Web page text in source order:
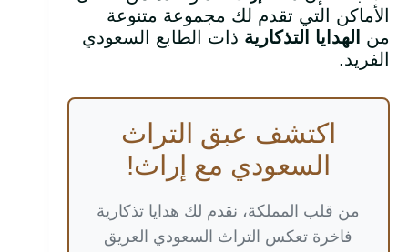
الأماكن التي تقدم لك مجموعة متنوعة
من
الهدايا التذكارية ذات الطابع السعودي
الفريد.
اكتشف عبق التراث
السعودي مع إراث!
من قلب المملكة، نقدم لك هدايا تذكارية
فاخرة تعكس التراث السعودي العريق